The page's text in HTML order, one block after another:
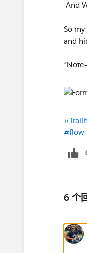
And
So
and
#flow
6 个